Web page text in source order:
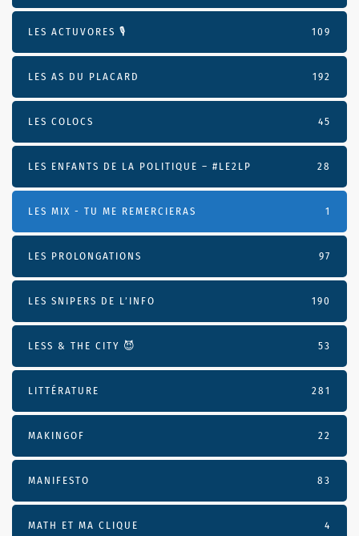
LES ACTUVORES 🎙 109
LES AS DU PLACARD 192
LES COLOCS 45
LES ENFANTS DE LA POLITIQUE – #LE2LP 28
LES MIX - TU ME REMERCIERAS 1
LES PROLONGATIONS 97
LES SNIPERS DE L’INFO 190
LESS & THE CITY 😈 53
LITTÉRATURE 281
MAKINGOF 22
MANIFESTO 83
MATH ET MA CLIQUE 4